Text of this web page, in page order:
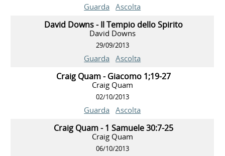
Guarda Ascolta
David Downs - Il Tempio dello Spirito
David Downs
29/09/2013
Guarda Ascolta
Craig Quam - Giacomo 1;19-27
Craig Quam
02/10/2013
Guarda Ascolta
Craig Quam - 1 Samuele 30:7-25
Craig Quam
06/10/2013